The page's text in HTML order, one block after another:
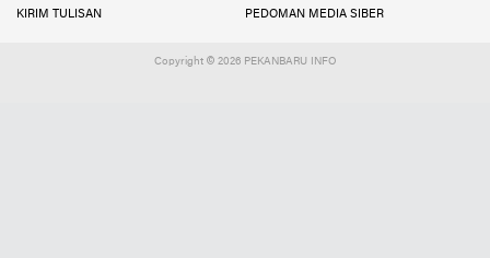
KIRIM TULISAN PEDOMAN MEDIA SIBER
Copyright © 2026 PEKANBARU INFO